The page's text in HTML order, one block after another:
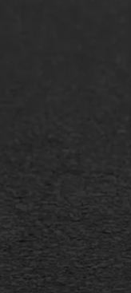
WIJ
GWW